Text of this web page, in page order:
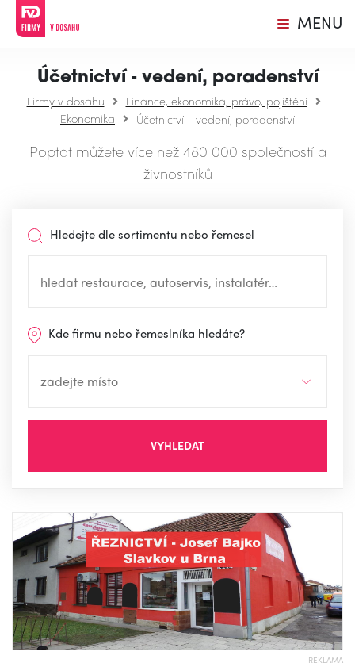
MENU
Účetnictví - vedení, poradenství
Firmy v dosahu
Finance, ekonomika, právo, pojištění
Ekonomika
Účetnictví - vedení, poradenství
Poptat můžete více než 480 000 společností a
živnostníků
Hledejte dle sortimentu nebo řemesel
Kde firmu nebo řemeslníka hledáte?
VYHLEDAT
REKLAMA